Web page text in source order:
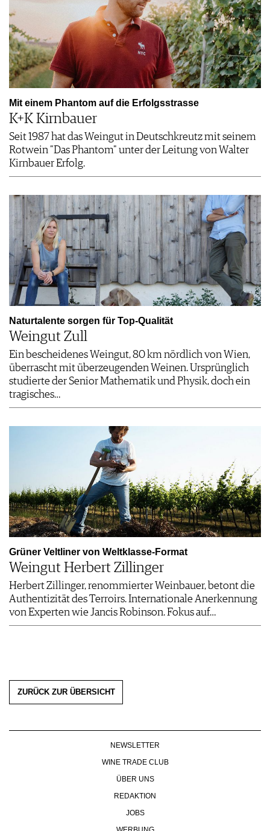
Mit einem ­Phantom auf die Erfolgsstrasse
K+K Kirnbauer
Seit 1987 hat das Weingut in Deutschkreutz mit seinem
Rotwein "Das Phantom" unter der Leitung von Walter
Kirnbauer Erfolg.
Naturtalente ­sorgen für Top-Qualität
Weingut Zull
Ein bescheidenes Weingut, 80 km nördlich von Wien,
überrascht mit überzeugenden Weinen. Ursprünglich
studierte der Senior Mathematik und Physik, doch ein
tragisches…
Grüner Veltliner von Weltklasse-Format
Weingut Herbert Zillinger
Herbert Zillinger, renommierter Weinbauer, betont die
Authentizität des Terroirs. Internationale Anerkennung
von Experten wie Jancis Robinson. Fokus auf…
ZURÜCK ZUR ÜBERSICHT
NEWSLETTER
WINE TRADE CLUB
ÜBER UNS
REDAKTION
JOBS